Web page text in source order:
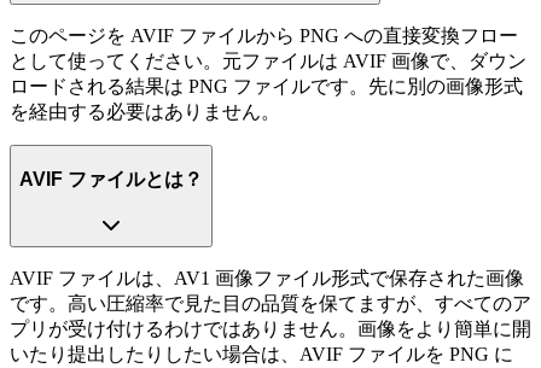
このページを AVIF ファイルから PNG への直接変換フロー
として使ってください。元ファイルは AVIF 画像で、ダウン
ロードされる結果は PNG ファイルです。先に別の画像形式
を経由する必要はありません。
AVIF ファイルとは？
AVIF ファイルは、AV1 画像ファイル形式で保存された画像
です。高い圧縮率で見た目の品質を保てますが、すべてのア
プリが受け付けるわけではありません。画像をより簡単に開
いたり提出したりしたい場合は、AVIF ファイルを PNG に